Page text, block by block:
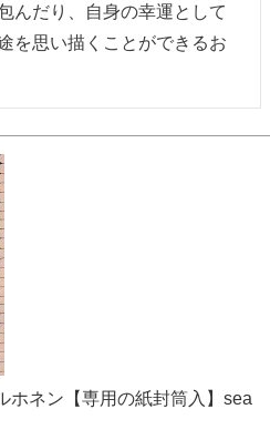
んだり、自身の幸運として
を思い描くことができるお
ホネン【専用の紙封筒入】sea